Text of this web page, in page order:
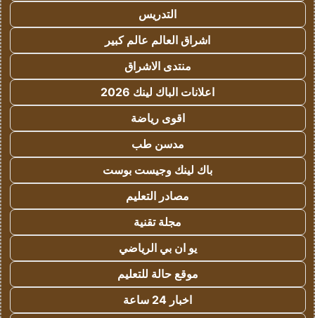
التدريس
اشراق العالم عالم كبير
منتدى الاشراق
اعلانات الباك لينك 2026
اقوى رياضة
مدسن طب
باك لينك وجيست بوست
مصادر التعليم
مجلة تقنية
يو ان بي الرياضي
موقع حالة للتعليم
اخبار 24 ساعة